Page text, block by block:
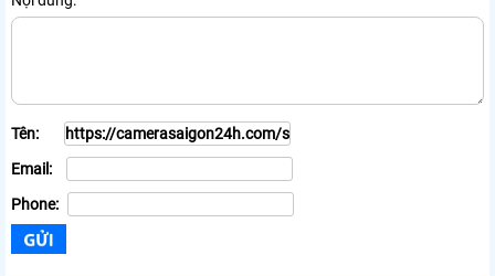
Tên:
Email:
Phone: